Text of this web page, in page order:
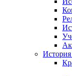
История